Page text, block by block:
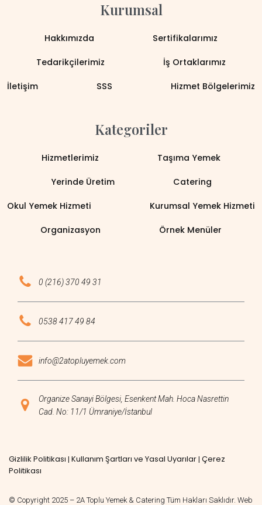
Kurumsal
Hakkımızda Sertifikalarımız
Tedarikçilerimiz İş Ortaklarımız
İletişim SSS Hizmet Bölgelerimiz
Kategoriler
Hizmetlerimiz Taşıma Yemek
Yerinde Üretim Catering
Okul Yemek Hizmeti Kurumsal Yemek Hizmeti
Organizasyon Örnek Menüler
0 (216) 370 49 31
0538 417 49 84
info@2atopluyemek.com
Organize Sanayi Bölgesi, Esenkent Mah. Hoca Nasrettin
Cad. No: 11/1 Ümraniye/İstanbul
Gizlilik Politikası | Kullanım Şartları ve Yasal Uyarılar | Çerez
Politikası
© Copyright 2025 – 2A Toplu Yemek & Catering Tüm Hakları Saklıdır. Web